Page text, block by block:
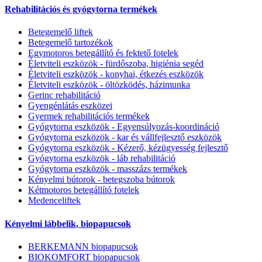
Rehabilitációs és gyógytorna termékek
Betegemelő liftek
Betegemelő tartozékok
Egymotoros betegállító és fektető fotelek
Életviteli eszközök - fürdőszoba, higiénia segéd
Életviteli eszközök - konyhai, étkezés eszközök
Életviteli eszközök - öltözködés, házimunka
Gerinc rehabilitáció
Gyengénlátás eszközei
Gyermek rehabilitációs termékek
Gyógytorna eszközök - Egyensúlyozás-koordináció
Gyógytorna eszközök - kar és vállfejlesztő eszközök
Gyógytorna eszközök - Kézerő, kézügyesség fejlesztő
Gyógytorna eszközök - láb rehabilitáció
Gyógytorna eszközök - masszázs termékek
Kényelmi bútorok - betegszoba bútorok
Kétmotoros betegállító fotelek
Medenceliftek
Kényelmi lábbelik, biopapucsok
BERKEMANN biopapucsok
BIOKOMFORT biopapucsok